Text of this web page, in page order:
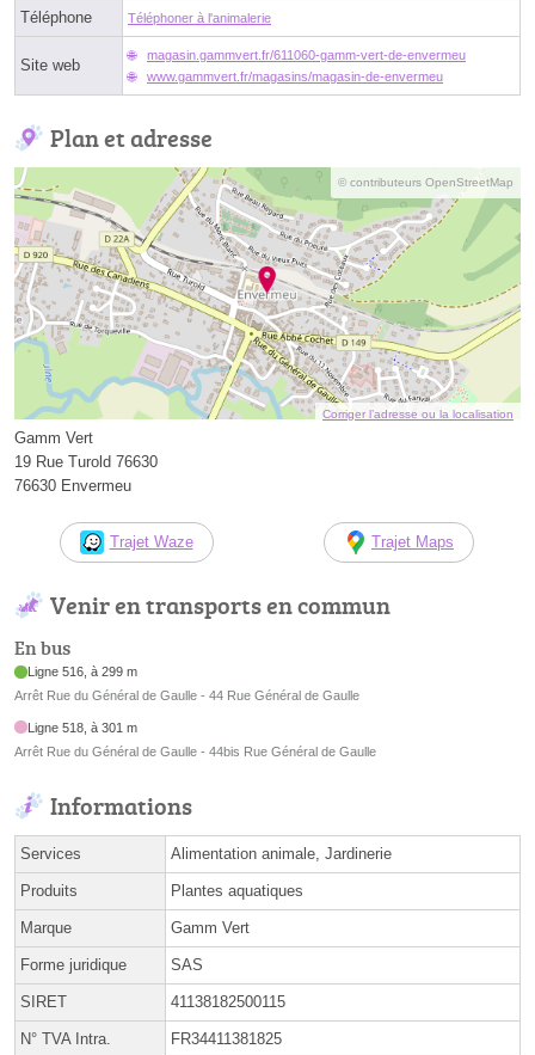
Téléphone Téléphoner à l'animalerie
Site web
magasin.gammvert.fr/611060-gamm-vert-de-envermeu
www.gammvert.fr/magasins/magasin-de-envermeu
Plan et adresse
© contributeurs OpenStreetMap
Corriger l’adresse ou la localisation
Gamm Vert
19 Rue Turold 76630
76630 Envermeu
Trajet Waze Trajet Maps
Venir en transports en commun
En bus
Ligne 516, à 299 m
Arrêt Rue du Général de Gaulle - 44 Rue Général de Gaulle
Ligne 518, à 301 m
Arrêt Rue du Général de Gaulle - 44bis Rue Général de Gaulle
Informations
Services Alimentation animale, Jardinerie
Produits Plantes aquatiques
Marque Gamm Vert
Forme juridique SAS
SIRET 41138182500115
N° TVA Intra. FR34411381825